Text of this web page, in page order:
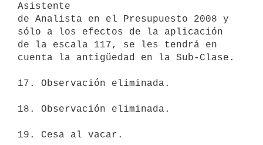
Asistente
de Analista en el Presupuesto 2008 y
sólo a los efectos de la aplicación
de la escala 117, se les tendrá en
cuenta la antigüedad en la Sub-Clase.
17. Observación eliminada.
18. Observación eliminada.
19. Cesa al vacar.